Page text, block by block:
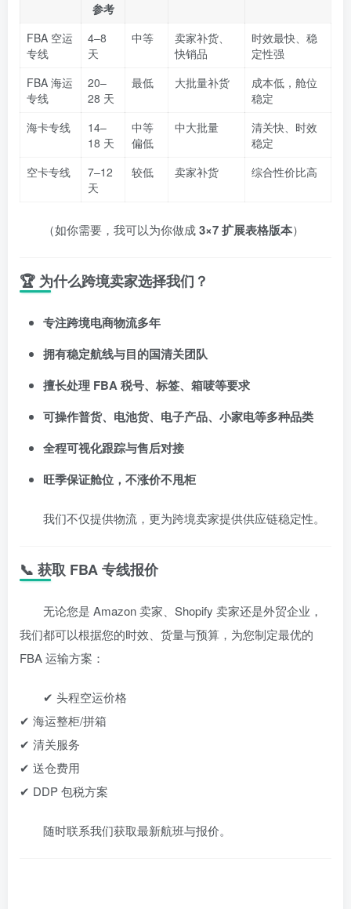
参考
FBA 空运
专线
4–8
天
中等
卖家补货、
快销品
时效最快、稳
定性强
FBA 海运
专线
20–
28 天
最低 大批量补货
成本低，舱位
稳定
海卡专线
14–
18 天
中等
偏低
中大批量
清关快、时效
稳定
空卡专线
7–12
天
较低 卖家补货 综合性价比高
（如你需要，我可以为你做成3×7 扩展表格版本）
🏆 为什么跨境卖家选择我们？
专注跨境电商物流多年
拥有稳定航线与目的国清关团队
擅长处理 FBA 税号、标签、箱唛等要求
可操作普货、电池货、电子产品、小家电等多种品类
全程可视化跟踪与售后对接
旺季保证舱位，不涨价不甩柜
我们不仅提供物流，更为跨境卖家提供供应链稳定性。
📞 获取 FBA 专线报价
无论您是 Amazon 卖家、Shopify 卖家还是外贸企业，
我们都可以根据您的时效、货量与预算，为您制定最优的
FBA 运输方案：
✔ 头程空运价格
✔ 海运整柜/拼箱
✔ 清关服务
✔ 送仓费用
✔ DDP 包税方案
随时联系我们获取最新航班与报价。